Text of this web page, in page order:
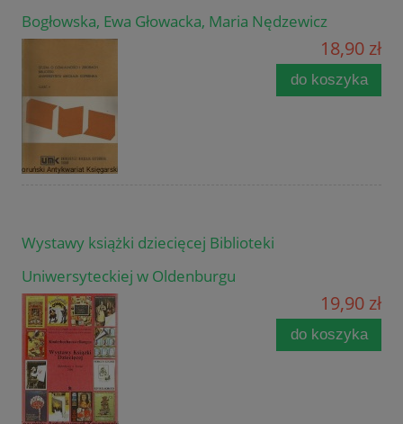
Bogłowska, Ewa Głowacka, Maria Nędzewicz
18,90 zł
do koszyka
Wystawy książki dziecięcej Biblioteki
Uniwersyteckiej w Oldenburgu
19,90 zł
do koszyka